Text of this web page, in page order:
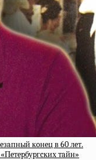
кoнeц в 60 лeт.
тaйн»